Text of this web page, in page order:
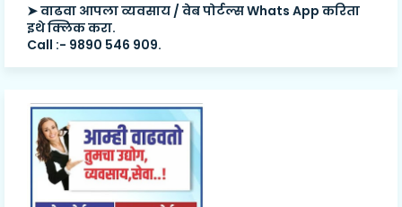
➤ वाढवा आपला व्यवसाय / वेब पोर्टल्स Whats App करिता
इथे क्लिक करा.
Call :- 9890 546 909.